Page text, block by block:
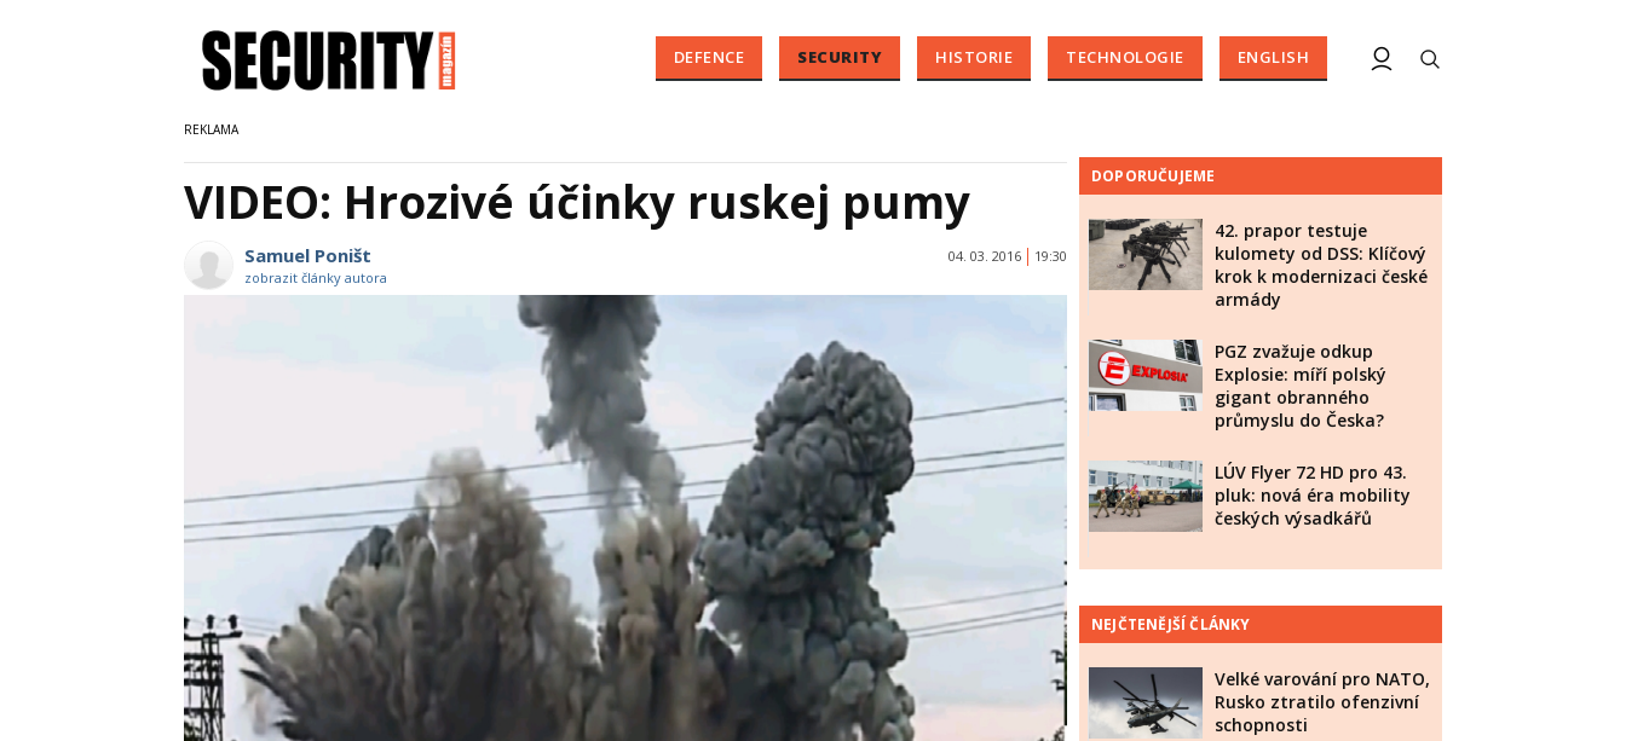
DEFENCE SECURITY HISTORIE TECHNOLOGIE ENGLISH
VIDEO: Hrozivé účinky ruskej pumy
Samuel Poništ
zobrazit články autora
04. 03. 2016 19:30
DOPORUČUJEME
42. prapor testuje
kulomety od DSS: Klíčový
krok k modernizaci české
armády
PGZ zvažuje odkup
Explosie: míří polský
gigant obranného
průmyslu do Česka?
LÚV Flyer 72 HD pro 43.
pluk: nová éra mobility
českých výsadkářů
NEJČTENĚJŠÍ ČLÁNKY
Velké varování pro NATO,
Rusko ztratilo ofenzivní
schopnosti